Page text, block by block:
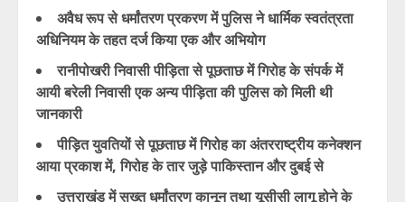
अवैध रूप से धर्मांतरण प्रकरण में पुलिस ने धार्मिक स्वतंत्रता
अधिनियम के तहत दर्ज किया एक और अभियोग
रानीपोखरी निवासी पीड़िता से पूछताछ में गिरोह के संपर्क में
आयी बरेली निवासी एक अन्य पीड़िता की पुलिस को मिली थी
जानकारी
पीड़ित युवतियों से पूछताछ में गिरोह का अंतरराष्ट्रीय कनेक्शन
आया प्रकाश में, गिरोह के तार जुड़े पाकिस्तान और दुबई से
उत्तराखंड में सख्त धर्मांतरण कानून तथा यूसीसी लागू होने के